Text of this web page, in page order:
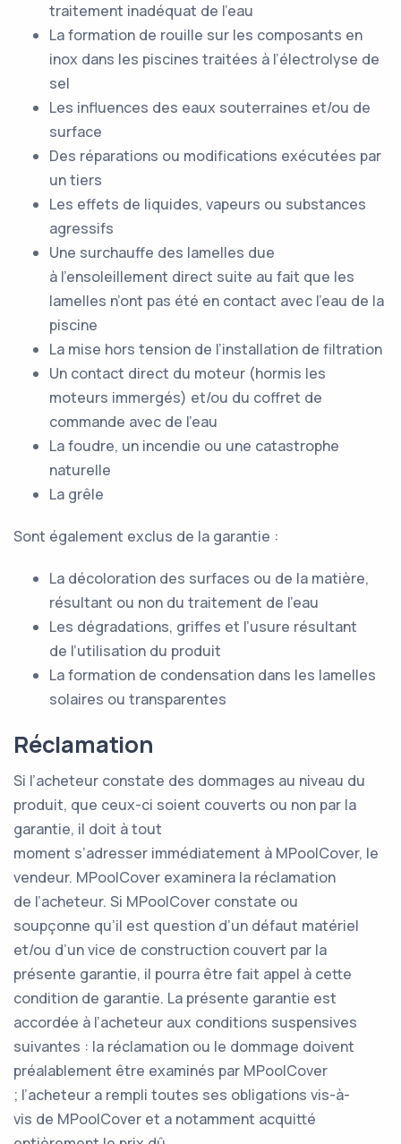
traitement inadéquat de l’eau
La formation de rouille sur les composants en
inox dans les piscines traitées à l’électrolyse de
sel
Les influences des eaux souterraines et/ou de
surface
Des réparations ou modifications exécutées par
un tiers
Les effets de liquides, vapeurs ou substances
agressifs
Une surchauffe des lamelles due
à l’ensoleillement direct suite au fait que les
lamelles n’ont pas été en contact avec l’eau de la
piscine
La mise hors tension de l’installation de filtration
Un contact direct du moteur (hormis les
moteurs immergés) et/ou du coffret de
commande avec de l’eau
La foudre, un incendie ou une catastrophe
naturelle
La grêle
Sont également exclus de la garantie :
La décoloration des surfaces ou de la matière,
résultant ou non du traitement de l’eau
Les dégradations, griffes et l’usure résultant
de l’utilisation du produit
La formation de condensation dans les lamelles
solaires ou transparentes
Réclamation
Si l’acheteur constate des dommages au niveau du
produit, que ceux-ci soient couverts ou non par la
garantie, il doit à tout
moment s’adresser immédiatement à MPoolCover, le
vendeur. MPoolCover examinera la réclamation
de l’acheteur. Si MPoolCover constate ou
soupçonne qu’il est question d’un défaut matériel
et/ou d’un vice de construction couvert par la
présente garantie, il pourra être fait appel à cette
condition de garantie. La présente garantie est
accordée à l’acheteur aux conditions suspensives
suivantes : la réclamation ou le dommage doivent
préalablement être examinés par MPoolCover
; l’acheteur a rempli toutes ses obligations vis-à-
vis de MPoolCover et a notamment acquitté